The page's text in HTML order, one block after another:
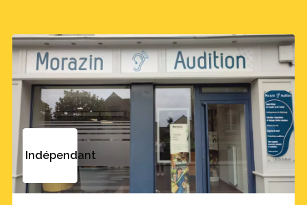
Indépendant